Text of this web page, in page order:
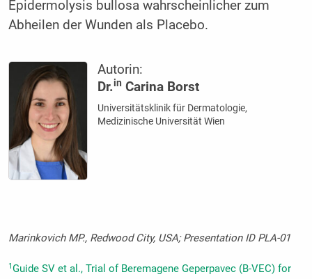
Epidermolysis bullosa wahrscheinlicher zum
Abheilen der Wunden als Placebo.
Autorin:
Dr.in Carina Borst
Universitätsklinik für Dermatologie,
Medizinische Universität Wien
Marinkovich MP., Redwood City, USA; Presentation ID PLA-01
1Guide SV et al., Trial of Beremagene Geperpavec (B-VEC) for